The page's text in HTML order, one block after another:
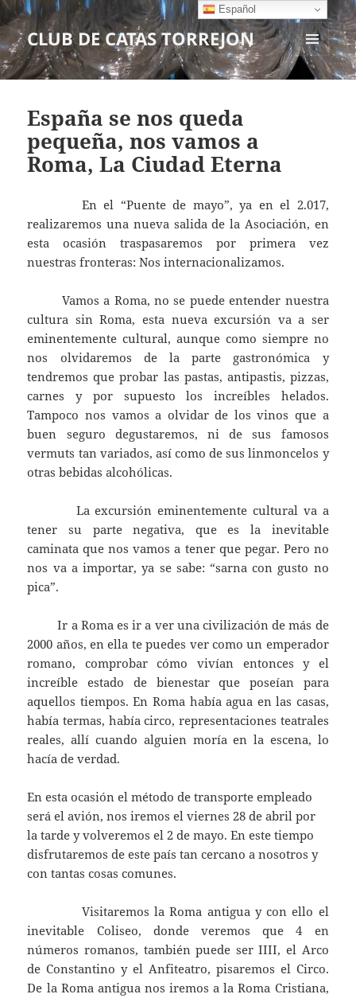
CLUB DE CATAS TORREJON
MENÚ
Y
España se nos queda
pequeña, nos vamos a
Roma, La Ciudad Eterna
En el “Puente de mayo”, ya en el 2.017,
realizaremos una nueva salida de la Asociación, en
esta ocasión traspasaremos por primera vez
nuestras fronteras: Nos internacionalizamos.
Vamos a Roma, no se puede entender nuestra
cultura sin Roma, esta nueva excursión va a ser
eminentemente cultural, aunque como siempre no
nos olvidaremos de la parte gastronómica y
tendremos que probar las pastas, antipastis, pizzas,
carnes y por supuesto los increíbles helados.
Tampoco nos vamos a olvidar de los vinos que a
buen seguro degustaremos, ni de sus famosos
vermuts tan variados, así como de sus linmoncelos y
otras bebidas alcohólicas.
La excursión eminentemente cultural va a
tener su parte negativa, que es la inevitable
caminata que nos vamos a tener que pegar. Pero no
nos va a importar, ya se sabe: “sarna con gusto no
pica”.
Ir a Roma es ir a ver una civilización de más de
2000 años, en ella te puedes ver como un emperador
romano, comprobar cómo vivían entonces y el
increíble estado de bienestar que poseían para
aquellos tiempos. En Roma había agua en las casas,
había termas, había circo, representaciones teatrales
reales, allí cuando alguien moría en la escena, lo
hacía de verdad.
En esta ocasión el método de transporte empleado
será el avión, nos iremos el viernes 28 de abril por
la tarde y volveremos el 2 de mayo. En este tiempo
disfrutaremos de este país tan cercano a nosotros y
con tantas cosas comunes.
Visitaremos la Roma antigua y con ello el
inevitable Coliseo, donde veremos que 4 en
números romanos, también puede ser IIII, el Arco
de Constantino y el Anfiteatro, pisaremos el Circo.
De la Roma antigua nos iremos a la Roma Cristiana,
Español